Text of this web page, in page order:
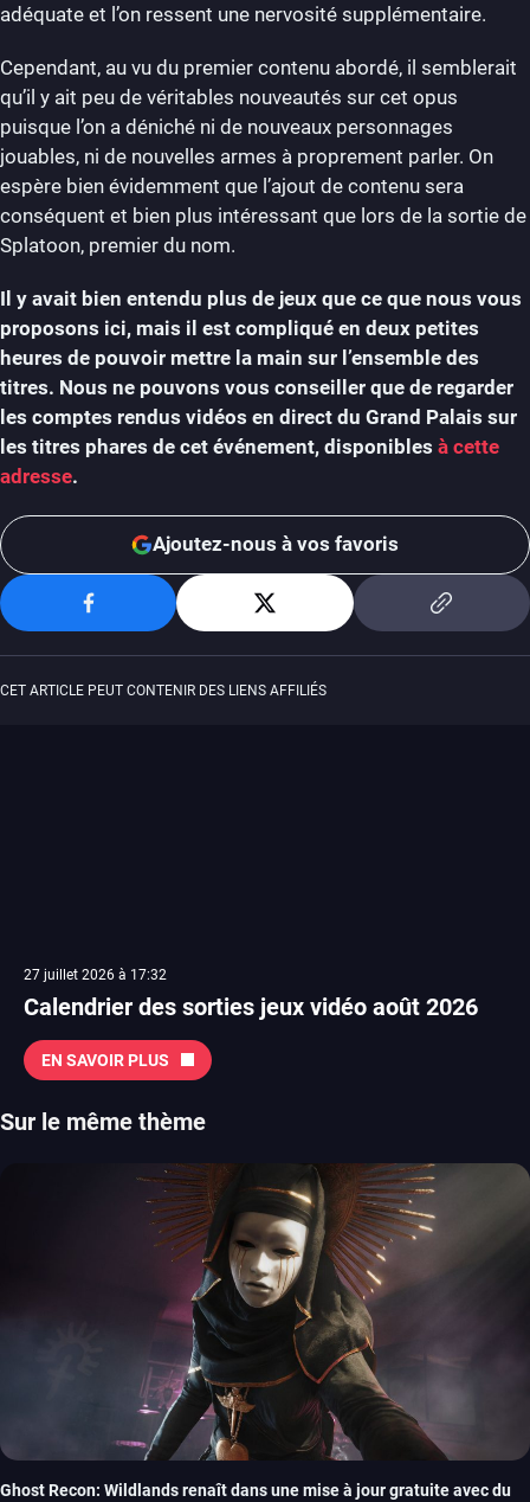
adéquate et l’on ressent une nervosité supplémentaire.
Cependant, au vu du premier contenu abordé, il semblerait
qu’il y ait peu de véritables nouveautés sur cet opus
puisque l’on a déniché ni de nouveaux personnages
jouables, ni de nouvelles armes à proprement parler. On
espère bien évidemment que l’ajout de contenu sera
conséquent et bien plus intéressant que lors de la sortie de
Splatoon, premier du nom.
Il y avait bien entendu plus de jeux que ce que nous vous
proposons ici, mais il est compliqué en deux petites
heures de pouvoir mettre la main sur l’ensemble des
titres. Nous ne pouvons vous conseiller que de regarder
les comptes rendus vidéos en direct du Grand Palais sur
les titres phares de cet événement, disponibles à cette
adresse.
Ajoutez-nous à vos favoris
CET ARTICLE PEUT CONTENIR DES LIENS AFFILIÉS
27 juillet 2026 à 17:32
Calendrier des sorties jeux vidéo août 2026
EN SAVOIR PLUS
Sur le même thème
Ghost Recon: Wildlands renaît dans une mise à jour gratuite avec du